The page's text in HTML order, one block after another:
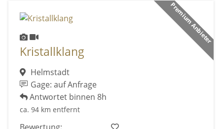
Premium Anbieter
Kristallklang
Helmstadt
Gage: auf Anfrage
Antwortet binnen 8h
ca. 94 km entfernt